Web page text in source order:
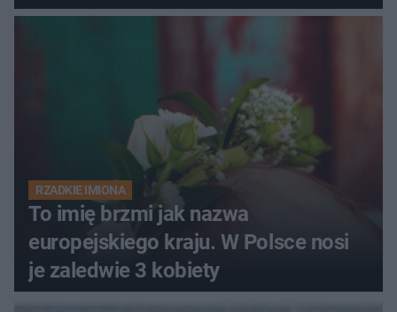
RZADKIE IMIONA
To imię brzmi jak nazwa
europejskiego kraju. W Polsce nosi
je zaledwie 3 kobiety